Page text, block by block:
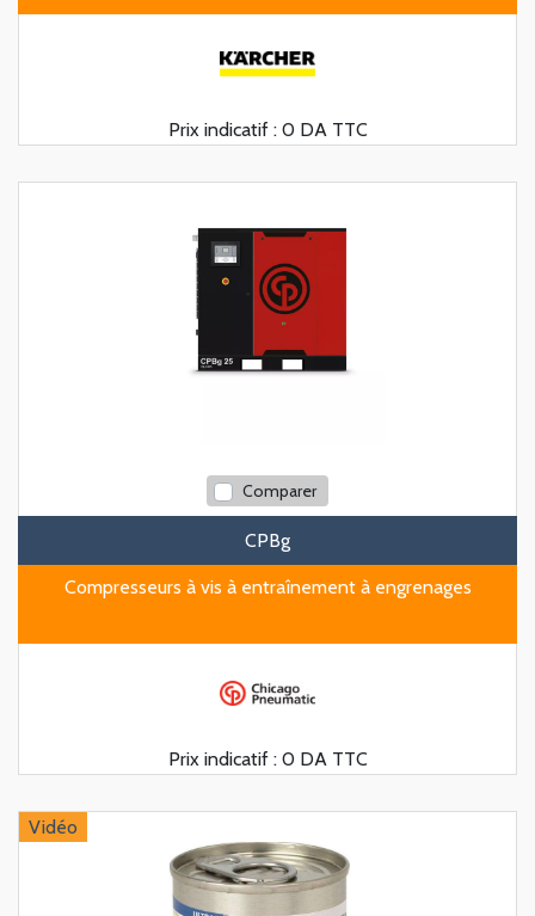
Prix indicatif : 0 DA TTC
Comparer
CPBg
Compresseurs à vis à entraînement à engrenages
Prix indicatif : 0 DA TTC
Vidéo